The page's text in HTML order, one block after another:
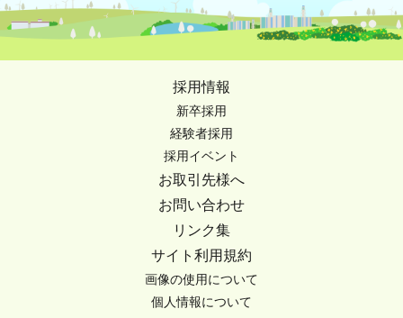
採用情報
新卒採用
経験者採用
採用イベント
お取引先様へ
お問い合わせ
リンク集
サイト利用規約
画像の使用について
個人情報について